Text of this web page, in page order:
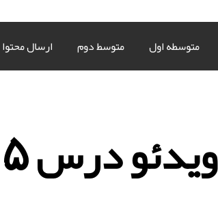
متوسطه اول متوسط دوم ارسال محتوا
ویدئو درس 5 علوم و فنون یازدهم